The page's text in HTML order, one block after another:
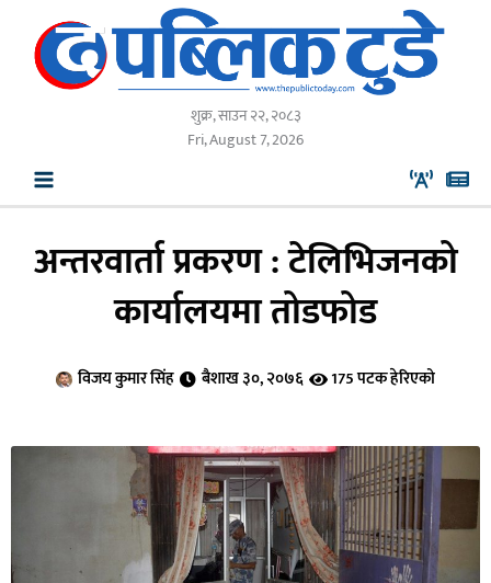
content
शुक्र, साउन २२, २०८३
Fri, August 7, 2026
अन्तरवार्ता प्रकरण : टेलिभिजनको
कार्यालयमा तोडफोड
विजय कुमार सिंह बैशाख ३०, २०७६ 175 पटक हेरिएको